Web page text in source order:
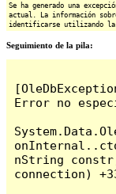
Se ha generado una
actual. La información
identificarse utilizando la
Seguimiento de la pila:
Error no
nString constr,
connection)